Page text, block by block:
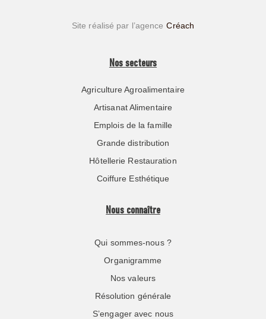
Site réalisé par l’agence Créach
Nos secteurs
Agriculture Agroalimentaire
Artisanat Alimentaire
Emplois de la famille
Grande distribution
Hôtellerie Restauration
Coiffure Esthétique
Nous connaître
Qui sommes-nous ?
Organigramme
Nos valeurs
Résolution générale
S’engager avec nous